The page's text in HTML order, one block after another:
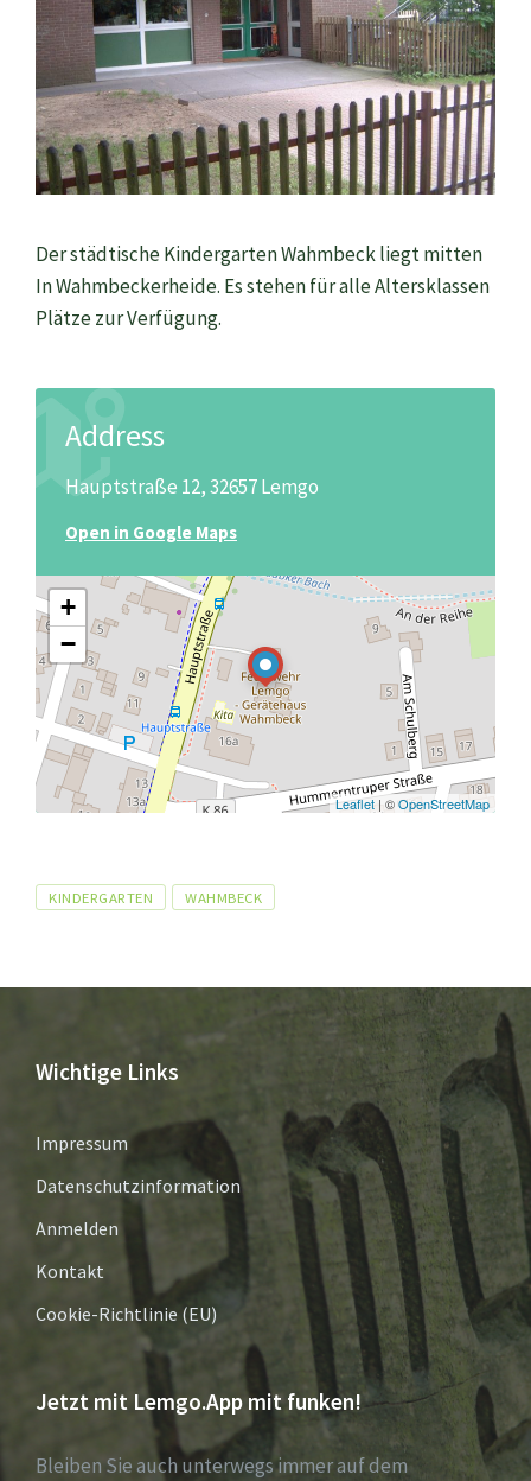
Der städtische Kindergarten Wahmbeck liegt mitten
In Wahmbeckerheide. Es stehen für alle Altersklassen
Plätze zur Verfügung.
Address
Hauptstraße 12, 32657 Lemgo
Open in Google Maps
+
−
Leaflet | ©OpenStreetMap
Tags
KINDERGARTEN WAHMBECK
Wichtige Links
Impressum
Datenschutzinformation
Anmelden
Kontakt
Cookie-Richtlinie (EU)
Jetzt mit Lemgo.App mit funken!
Bleiben Sie auch unterwegs immer auf dem